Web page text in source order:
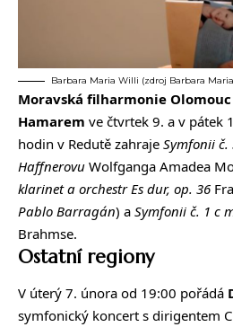
Barbara Maria Willi (zdroj Barbara
Moravská filharmonie Olomouc
Hamarem ve čtvrtek 9. a v pátek
hodin v Redutě zahraje Symfonii č.
Haffnerovu Wolfganga Amadea
klarinet a orchestr Es dur, op. 36
Pablo Barragán) a Symfonii č. 1 c
Brahmse.
Ostatní regiony
V úterý 7. února od 19:00 pořádá
symfonický koncert s dirigentem